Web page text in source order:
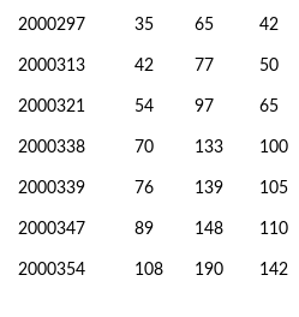
2000297 35 65 42
2000313 42 77 50
2000321 54 97 65
2000338 70 133 100
2000339 76 139 105
2000347 89 148 110
2000354 108 190 142